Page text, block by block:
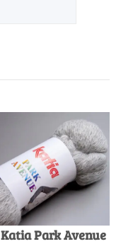
Katia Park Avenue